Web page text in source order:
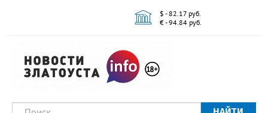
$ - 82.17 руб.
€ - 94.84 руб.